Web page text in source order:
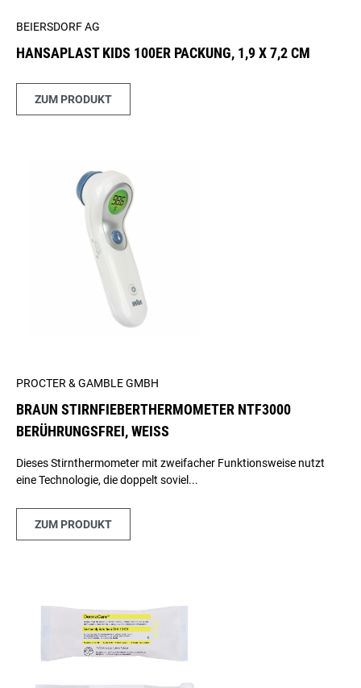
BEIERSDORF AG
HANSAPLAST KIDS 100ER PACKUNG, 1,9 X 7,2 CM
ZUM PRODUKT
PROCTER & GAMBLE GMBH
BRAUN STIRNFIEBERTHERMOMETER NTF3000
BERÜHRUNGSFREI, WEISS
Dieses Stirnthermometer mit zweifacher Funktionsweise nutzt
eine Technologie, die doppelt soviel...
ZUM PRODUKT